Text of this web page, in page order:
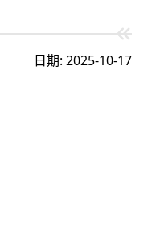
日期: 2025-10-17